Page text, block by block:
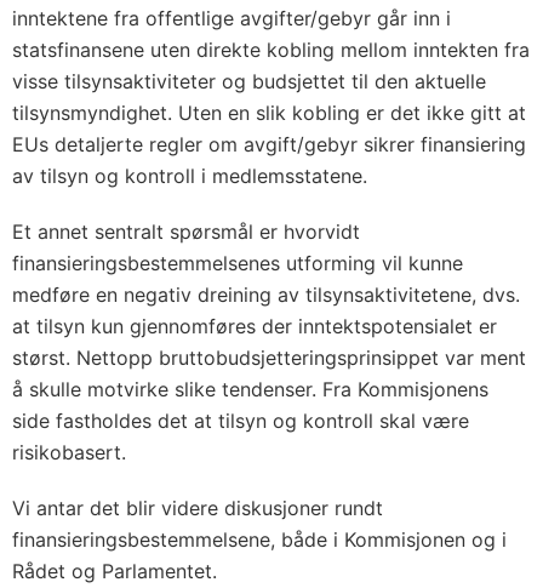
inntektene fra offentlige avgifter/gebyr går inn i
statsfinansene uten direkte kobling mellom inntekten fra
visse tilsynsaktiviteter og budsjettet til den aktuelle
tilsynsmyndighet. Uten en slik kobling er det ikke gitt at
EUs detaljerte regler om avgift/gebyr sikrer finansiering
av tilsyn og kontroll i medlemsstatene.
Et annet sentralt spørsmål er hvorvidt
finansieringsbestemmelsenes utforming vil kunne
medføre en negativ dreining av tilsynsaktivitetene, dvs.
at tilsyn kun gjennomføres der inntektspotensialet er
størst. Nettopp bruttobudsjetteringsprinsippet var ment
å skulle motvirke slike tendenser. Fra Kommisjonens
side fastholdes det at tilsyn og kontroll skal være
risikobasert.
Vi antar det blir videre diskusjoner rundt
finansieringsbestemmelsene, både i Kommisjonen og i
Rådet og Parlamentet.